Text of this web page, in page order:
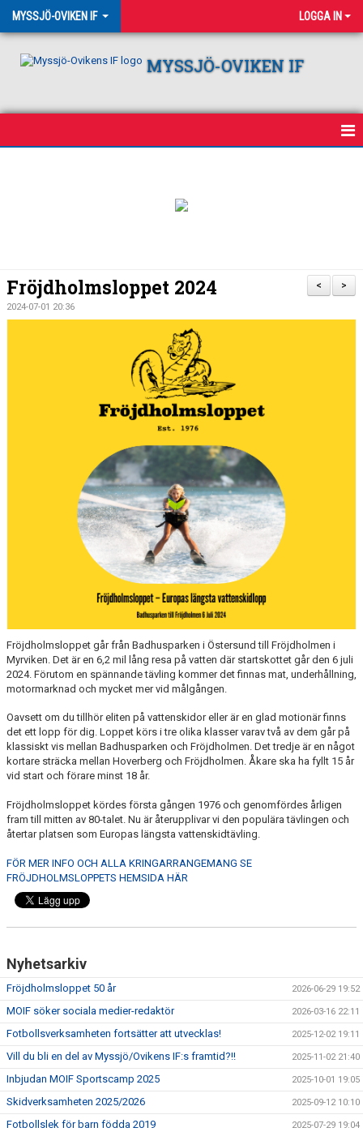
MYSSJÖ-OVIKEN IF LOGGA IN
MYSSJÖ-OVIKEN IF
KALENDER
AGNE ÅHS MINNESFOND
FRÖJDHOLMSLOPPET
>
<
Fröjdholmsloppet 2024
2024-07-01 20:36
Fröjdholmsloppet går från Badhusparken i Östersund till Fröjdholmen i
Myrviken. Det är en 6,2 mil lång resa på vatten där startskottet går den 6 juli
2024. Förutom en spännande tävling kommer det finnas mat, underhållning,
motormarknad och mycket mer vid målgången.
Oavsett om du tillhör eliten på vattenskidor eller är en glad motionär finns
det ett lopp för dig. Loppet körs i tre olika klasser varav två av dem går på
klassiskt vis mellan Badhusparken och Fröjdholmen. Det tredje är en något
kortare sträcka mellan Hoverberg och Fröjdholmen. Åkare ska ha fyllt 15 år
vid start och förare minst 18 år.
Fröjdholmsloppet kördes första gången 1976 och genomfördes årligen
fram till mitten av 80-talet. Nu är återupplivar vi den populära tävlingen och
återtar platsen som Europas längsta vattenskidtävling.
FÖR MER INFO OCH ALLA KRINGARRANGEMANG SE
FRÖJDHOLMSLOPPETS HEMSIDA HÄR
Nyhetsarkiv
Fröjdholmsloppet 50 år 2026-06-29 19:52
MOIF söker sociala medier-redaktör 2026-03-16 22:11
Fotbollsverksamheten fortsätter att utvecklas! 2025-12-02 19:11
Vill du bli en del av Myssjö/Ovikens IF:s framtid?!! 2025-11-02 21:40
Inbjudan MOIF Sportscamp 2025 2025-10-01 19:05
Skidverksamheten 2025/2026 2025-09-12 10:10
Fotbollslek för barn födda 2019 2025-07-29 19:04